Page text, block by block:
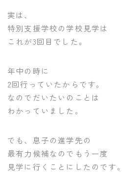
実は、
特別支援学校の学校見学は
これが3回目でした。
年中の時に
2回行っていたからです。
なのでだいたいのことは
わかっていました。
でも、息子の進学先の
最有力候補なのでもう一度
見学に行くことにしたのです。